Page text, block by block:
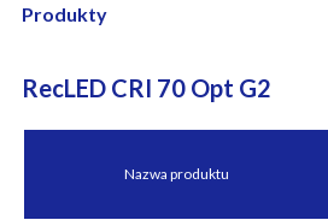
Produkty
RecLED CRI 70 Opt G2
Nazwa produktu